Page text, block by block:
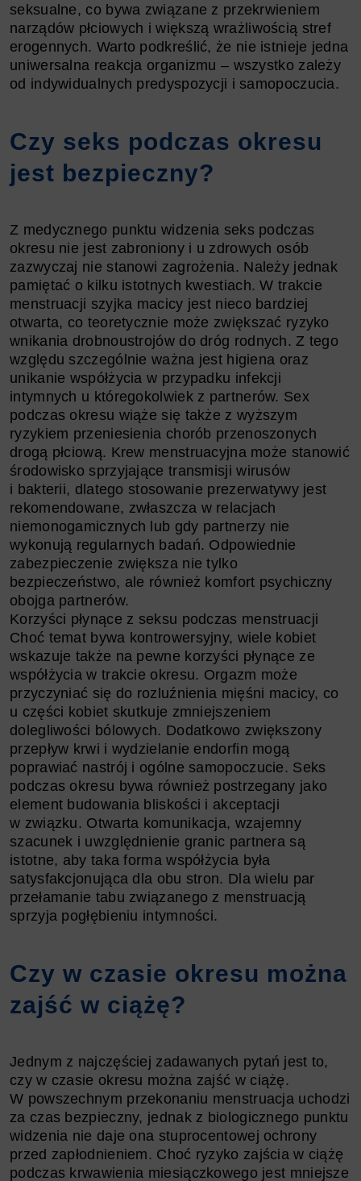
seksualne, co bywa związane z przekrwieniem
narządów płciowych i większą wrażliwością stref
erogennych. Warto podkreślić, że nie istnieje jedna
uniwersalna reakcja organizmu – wszystko zależy
od indywidualnych predyspozycji i samopoczucia.
Czy seks podczas okresu
jest bezpieczny?
Z medycznego punktu widzenia seks podczas
okresu nie jest zabroniony i u zdrowych osób
zazwyczaj nie stanowi zagrożenia. Należy jednak
pamiętać o kilku istotnych kwestiach. W trakcie
menstruacji szyjka macicy jest nieco bardziej
otwarta, co teoretycznie może zwiększać ryzyko
wnikania drobnoustrojów do dróg rodnych. Z tego
względu szczególnie ważna jest higiena oraz
unikanie współżycia w przypadku infekcji
intymnych u któregokolwiek z partnerów. Sex
podczas okresu wiąże się także z wyższym
ryzykiem przeniesienia chorób przenoszonych
drogą płciową. Krew menstruacyjna może stanowić
środowisko sprzyjające transmisji wirusów
i bakterii, dlatego stosowanie prezerwatywy jest
rekomendowane, zwłaszcza w relacjach
niemonogamicznych lub gdy partnerzy nie
wykonują regularnych badań. Odpowiednie
zabezpieczenie zwiększa nie tylko
bezpieczeństwo, ale również komfort psychiczny
obojga partnerów.
Korzyści płynące z seksu podczas menstruacji
Choć temat bywa kontrowersyjny, wiele kobiet
wskazuje także na pewne korzyści płynące ze
współżycia w trakcie okresu. Orgazm może
przyczyniać się do rozluźnienia mięśni macicy, co
u części kobiet skutkuje zmniejszeniem
dolegliwości bólowych. Dodatkowo zwiększony
przepływ krwi i wydzielanie endorfin mogą
poprawiać nastrój i ogólne samopoczucie. Seks
podczas okresu bywa również postrzegany jako
element budowania bliskości i akceptacji
w związku. Otwarta komunikacja, wzajemny
szacunek i uwzględnienie granic partnera są
istotne, aby taka forma współżycia była
satysfakcjonująca dla obu stron. Dla wielu par
przełamanie tabu związanego z menstruacją
sprzyja pogłębieniu intymności.
Czy w czasie okresu można
zajść w ciążę?
Jednym z najczęściej zadawanych pytań jest to,
czy w czasie okresu można zajść w ciążę.
W powszechnym przekonaniu menstruacja uchodzi
za czas bezpieczny, jednak z biologicznego punktu
widzenia nie daje ona stuprocentowej ochrony
przed zapłodnieniem. Choć ryzyko zajścia w ciążę
podczas krwawienia miesiączkowego jest mniejsze